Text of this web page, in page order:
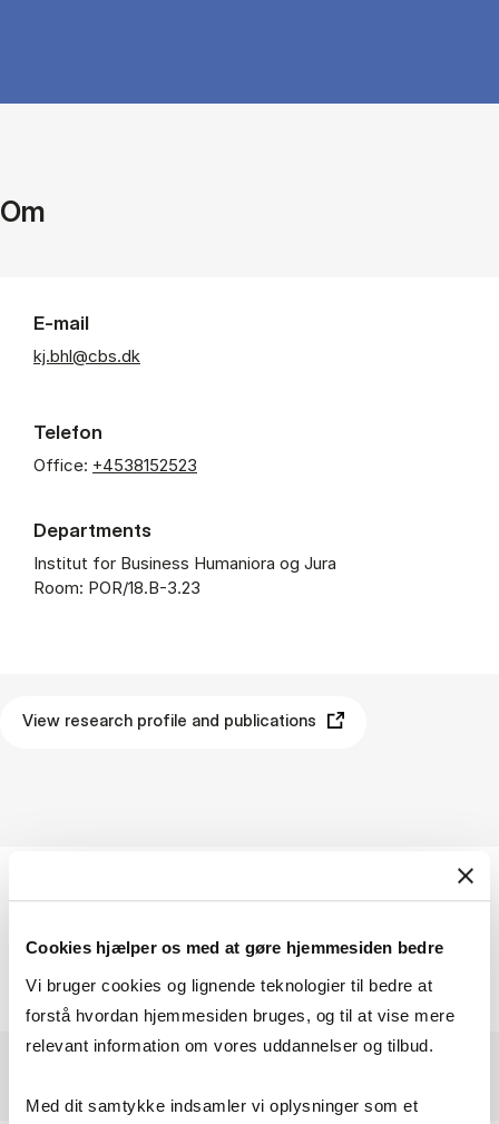
Cookies hjælper os med at gøre hjemmesiden bedre
Vi bruger cookies og lignende teknologier til bedre at
forstå hvordan hjemmesiden bruges, og til at vise mere
relevant information om vores uddannelser og tilbud.
Med dit samtykke indsamler vi oplysninger som et
Om
E-mail
kj.bhl@cbs.dk
Telefon
Office: +4538152523
Departments
Institut for Business Humaniora og Jura
Room: POR/18.B-3.23
View research profile and publications
Emner